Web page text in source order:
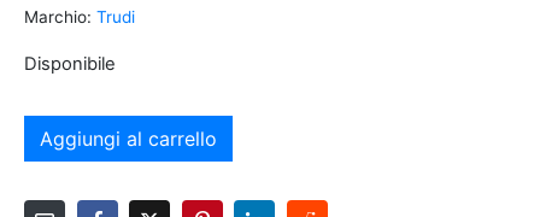
Marchio: Trudi
Disponibile
Aggiungi al carrello